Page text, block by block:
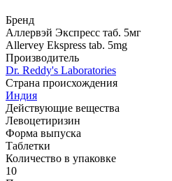
Бренд
Аллервэй Экспресс таб. 5мг
Allervey Ekspress tab. 5mg
Производитель
Dr. Reddy's Laboratories
Страна происхождения
Индия
Действующие вещества
Левоцетиризин
Форма выпуска
Таблетки
Количество в упаковке
10